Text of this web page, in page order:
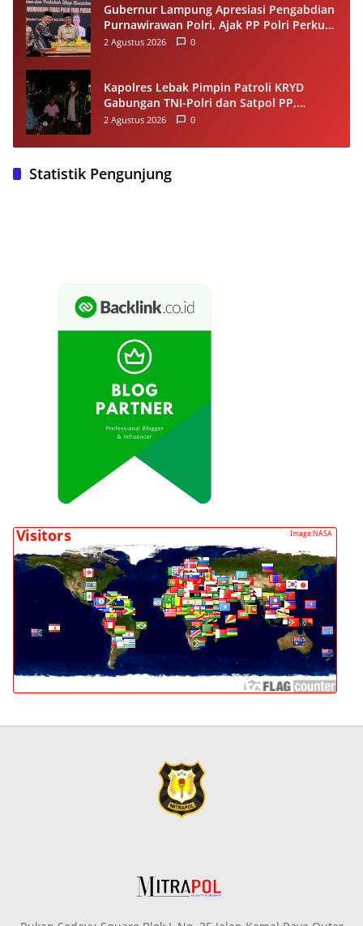
Gubernur Lampung Apresiasi Pengabdian
Purnawirawan Polri, Ajak PP Polri Perkuat
Stabilitas dan Dukung Pembangunan
2 Agustus 2026 0
Kapolres Lebak Pimpin Patroli KRYD
Gabungan TNI-Polri dan Satpol PP,
Antisipasi Curanmor hingga Balap Liar
2 Agustus 2026 0
Statistik Pengunjung